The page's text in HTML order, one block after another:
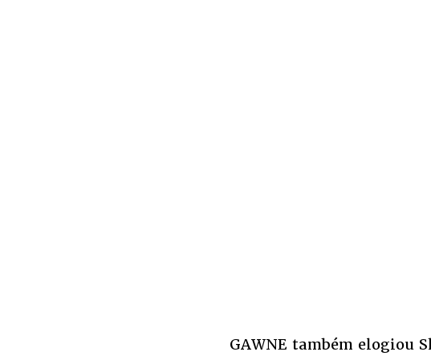
GAWNE também elogiou